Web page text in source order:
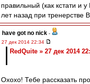
правильный (как кстати и
лет назад при тренерстве
have got no nick -
27 дек 2014 22:34
RedQuite » 27 дек 2014
Охохо! Тебе рассказать